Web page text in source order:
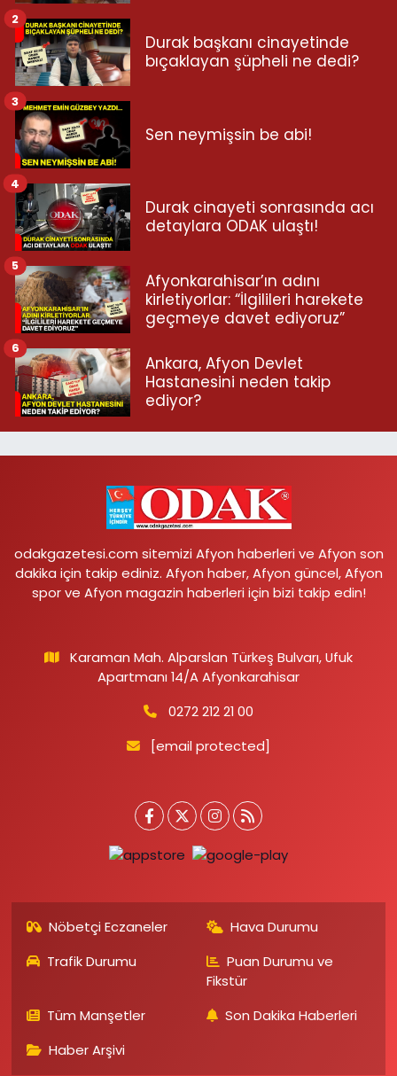
Durak başkanı cinayetinde
bıçaklayan şüpheli ne dedi?
2
Sen neymişsin be abi!
3
Durak cinayeti sonrasında acı
detaylara ODAK ulaştı!
4
Afyonkarahisar’ın adını
kirletiyorlar: “İlgilileri harekete
geçmeye davet ediyoruz”
5
Ankara, Afyon Devlet
Hastanesini neden takip
ediyor?
6
odakgazetesi.com sitemizi Afyon haberleri ve Afyon son
dakika için takip ediniz. Afyon haber, Afyon güncel, Afyon
spor ve Afyon magazin haberleri için bizi takip edin!
Karaman Mah. Alparslan Türkeş Bulvarı, Ufuk
Apartmanı 14/A Afyonkarahisar
0272 212 21 00
[email protected]
Nöbetçi Eczaneler
Hava Durumu
Trafik Durumu
Puan Durumu ve
Fikstür
Tüm Manşetler
Son Dakika Haberleri
Haber Arşivi